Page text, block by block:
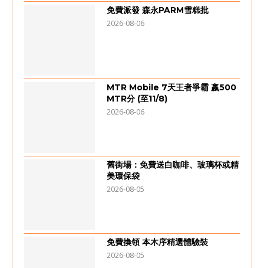
免費派發 森永PARM雪糕批
2026-08-06
MTR Mobile 7天王者爭霸 嬴500
MTR分 (至11/8)
2026-08-06
舊街場：免費送白咖啡、玻璃杯或精
美環保袋
2026-08-05
免費換領 本木序精選體驗裝
2026-08-05